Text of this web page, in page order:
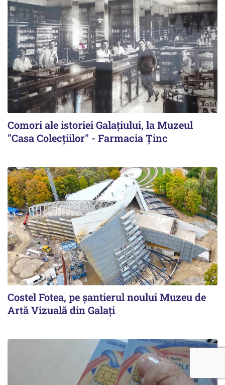
Comori ale istoriei Galațiului, la Muzeul
"Casa Colecțiilor" - Farmacia Ținc
Costel Fotea, pe șantierul noului Muzeu de
Artă Vizuală din Galați